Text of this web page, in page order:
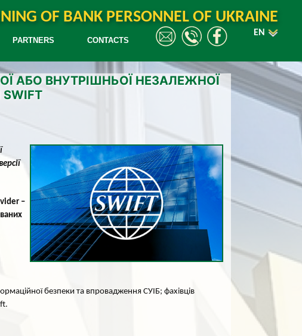
OF BANK PERSONNEL OF UKRAINE
PARTNERS CONTACTS
EN
АБО ВНУТРІШНЬОЇ НЕЗАЛЕЖНОЇ
–
безпеки та впровадження СУІБ; фахівців